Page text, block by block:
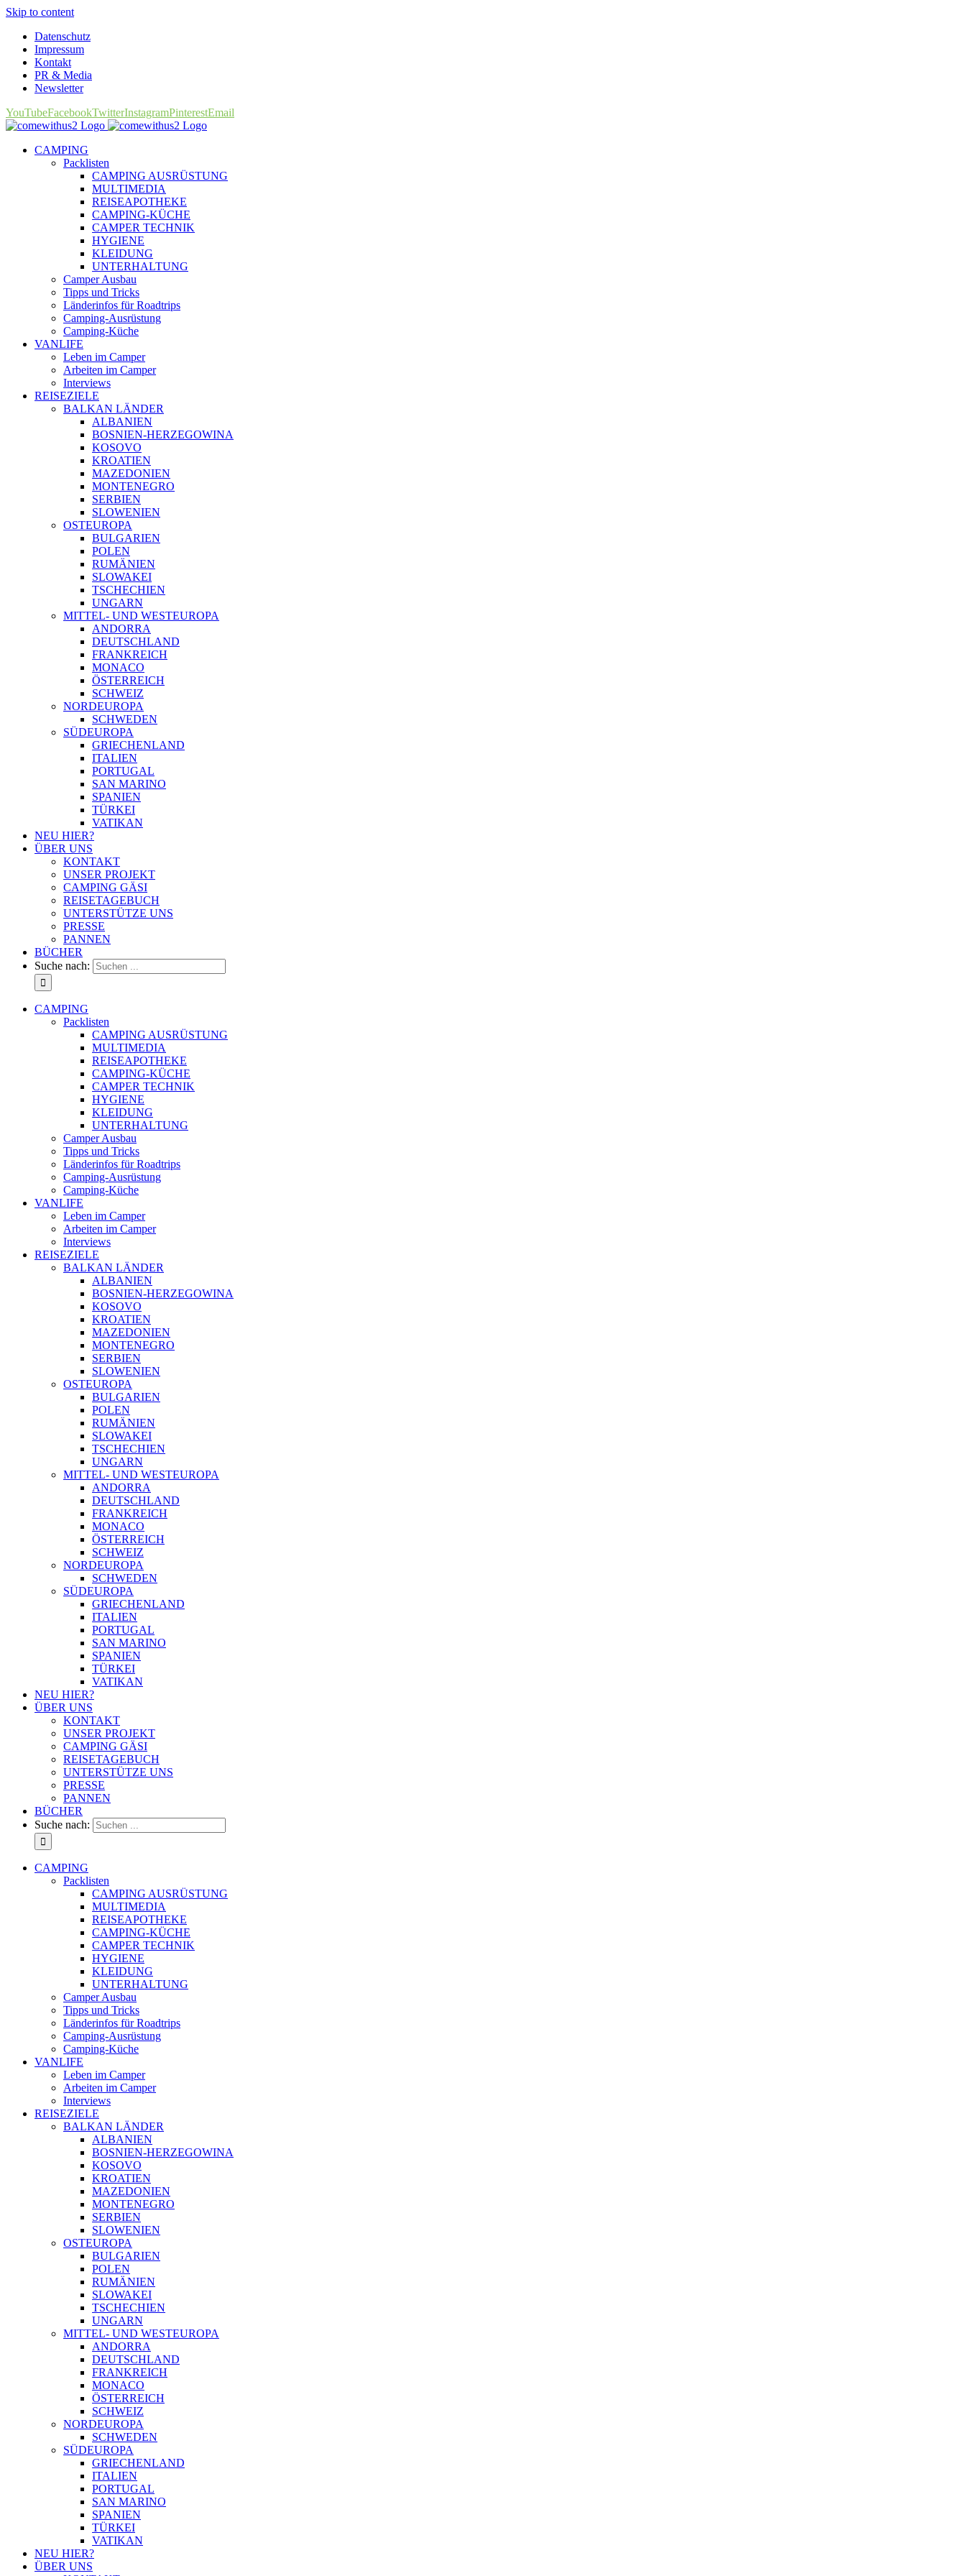
Skip to content
Datenschutz
Impressum
Kontakt
PR & Media
Newsletter
YouTubeFacebookTwitterInstagramPinterestEmail
CAMPING
Packlisten
CAMPING AUSRÜSTUNG
MULTIMEDIA
REISEAPOTHEKE
CAMPING-KÜCHE
CAMPER TECHNIK
HYGIENE
KLEIDUNG
UNTERHALTUNG
Camper Ausbau
Tipps und Tricks
Länderinfos für Roadtrips
Camping-Ausrüstung
Camping-Küche
VANLIFE
Leben im Camper
Arbeiten im Camper
Interviews
REISEZIELE
BALKAN LÄNDER
ALBANIEN
BOSNIEN-HERZEGOWINA
KOSOVO
KROATIEN
MAZEDONIEN
MONTENEGRO
SERBIEN
SLOWENIEN
OSTEUROPA
BULGARIEN
POLEN
RUMÄNIEN
SLOWAKEI
TSCHECHIEN
UNGARN
MITTEL- UND WESTEUROPA
ANDORRA
DEUTSCHLAND
FRANKREICH
MONACO
ÖSTERREICH
SCHWEIZ
NORDEUROPA
SCHWEDEN
SÜDEUROPA
GRIECHENLAND
ITALIEN
PORTUGAL
SAN MARINO
SPANIEN
TÜRKEI
VATIKAN
NEU HIER?
ÜBER UNS
KONTAKT
UNSER PROJEKT
CAMPING GÄSI
REISETAGEBUCH
UNTERSTÜTZE UNS
PRESSE
PANNEN
BÜCHER
Suche nach:
CAMPING
Packlisten
CAMPING AUSRÜSTUNG
MULTIMEDIA
REISEAPOTHEKE
CAMPING-KÜCHE
CAMPER TECHNIK
HYGIENE
KLEIDUNG
UNTERHALTUNG
Camper Ausbau
Tipps und Tricks
Länderinfos für Roadtrips
Camping-Ausrüstung
Camping-Küche
VANLIFE
Leben im Camper
Arbeiten im Camper
Interviews
REISEZIELE
BALKAN LÄNDER
ALBANIEN
BOSNIEN-HERZEGOWINA
KOSOVO
KROATIEN
MAZEDONIEN
MONTENEGRO
SERBIEN
SLOWENIEN
OSTEUROPA
BULGARIEN
POLEN
RUMÄNIEN
SLOWAKEI
TSCHECHIEN
UNGARN
MITTEL- UND WESTEUROPA
ANDORRA
DEUTSCHLAND
FRANKREICH
MONACO
ÖSTERREICH
SCHWEIZ
NORDEUROPA
SCHWEDEN
SÜDEUROPA
GRIECHENLAND
ITALIEN
PORTUGAL
SAN MARINO
SPANIEN
TÜRKEI
VATIKAN
NEU HIER?
ÜBER UNS
KONTAKT
UNSER PROJEKT
CAMPING GÄSI
REISETAGEBUCH
UNTERSTÜTZE UNS
PRESSE
PANNEN
BÜCHER
Suche nach:
CAMPING
Packlisten
CAMPING AUSRÜSTUNG
MULTIMEDIA
REISEAPOTHEKE
CAMPING-KÜCHE
CAMPER TECHNIK
HYGIENE
KLEIDUNG
UNTERHALTUNG
Camper Ausbau
Tipps und Tricks
Länderinfos für Roadtrips
Camping-Ausrüstung
Camping-Küche
VANLIFE
Leben im Camper
Arbeiten im Camper
Interviews
REISEZIELE
BALKAN LÄNDER
ALBANIEN
BOSNIEN-HERZEGOWINA
KOSOVO
KROATIEN
MAZEDONIEN
MONTENEGRO
SERBIEN
SLOWENIEN
OSTEUROPA
BULGARIEN
POLEN
RUMÄNIEN
SLOWAKEI
TSCHECHIEN
UNGARN
MITTEL- UND WESTEUROPA
ANDORRA
DEUTSCHLAND
FRANKREICH
MONACO
ÖSTERREICH
SCHWEIZ
NORDEUROPA
SCHWEDEN
SÜDEUROPA
GRIECHENLAND
ITALIEN
PORTUGAL
SAN MARINO
SPANIEN
TÜRKEI
VATIKAN
NEU HIER?
ÜBER UNS